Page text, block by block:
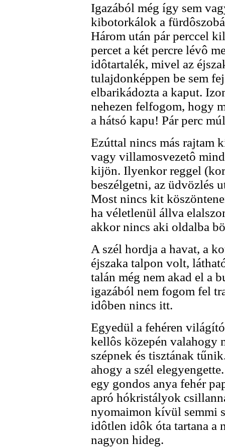
Igazából még így sem
kibotorkálok a
Három után pár perccel
percet a két percre lévô
idôtartalék, mivel az
tulajdonképpen be sem
elbarikádozta a kaput.
nehezen felfogom, hogy
a hátsó kapu! Pár perc
Ezúttal nincs más rajtam
vagy villamosvezetô
kijön. Ilyenkor reggel
beszélgetni, az üdvözlés
Most nincs kit
ha véletlenül állva
akkor nincs aki oldalba
A szél hordja a havat, a
éjszaka talpon volt,
talán még nem akad el a
igazából nem fogom fel
idôben nincs itt.
Egyedül a fehéren
kellôs közepén valahogy
szépnek és tisztának
ahogy a szél
egy gondos anya fehér
apró hókristályok
nyomaimon kívül semmi
idôtlen idôk óta tartana a
nagyon hideg.